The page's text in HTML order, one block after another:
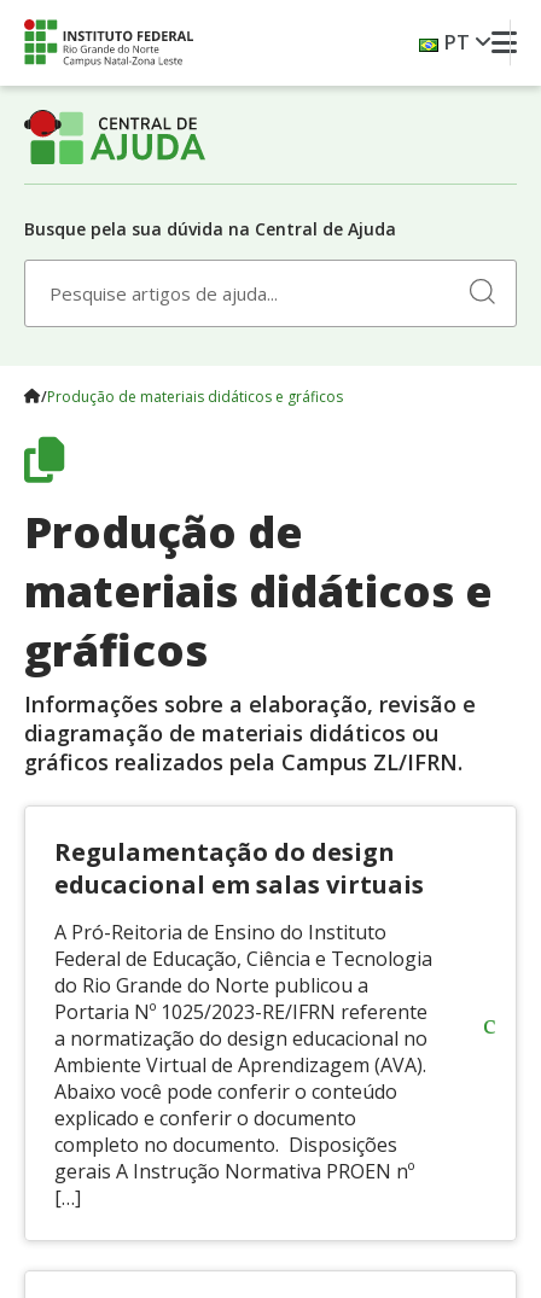
Skip
content
PT
Busque pela sua dúvida na Central de Ajuda
for:
Search
for:
Produção de materiais didáticos e gráficos​
Produção de
materiais didáticos e
gráficos​
Informações sobre a elaboração, revisão e
diagramação de materiais didáticos ou
gráficos realizados pela Campus ZL/IFRN.
Regulamentação do design
educacional em salas virtuais
A Pró-Reitoria de Ensino do Instituto
Federal de Educação, Ciência e Tecnologia
do Rio Grande do Norte publicou a
Portaria Nº 1025/2023-RE/IFRN referente
a normatização do design educacional no
Ambiente Virtual de Aprendizagem (AVA).
Abaixo você pode conferir o conteúdo
explicado e conferir o documento
completo no documento. Disposições
gerais A Instrução Normativa PROEN nº
[…]